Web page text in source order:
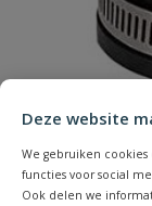
Deze website
We gebruiken
functies voor social
Ook delen we
Samenvatting
Beoordeling